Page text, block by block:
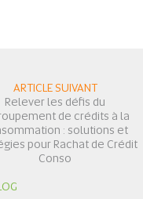
ARTICLE SUIVANT
Relever les défis du
de crédits à la
: solutions et
pour Rachat de Crédit
Conso